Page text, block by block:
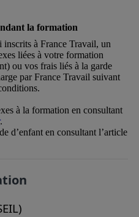
la formation
inscrits à France Travail, un
liées à votre formation
ou vos frais liés à la garde
par France Travail suivant
à la formation en consultant
.
d’enfant en consultant l’article